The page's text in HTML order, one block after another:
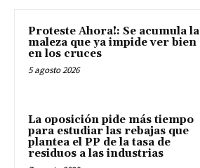
Proteste Ahora!: Se acumula la
maleza que ya impide ver bien
en los cruces
5 agosto 2026
La oposición pide más tiempo
para estudiar las rebajas que
plantea el PP de la tasa de
residuos a las industrias